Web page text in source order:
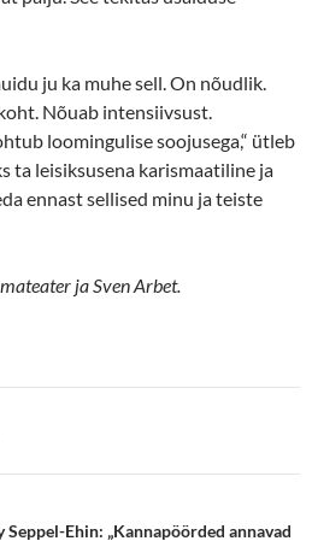
ju ka muhe sell. On nõudlik.
Nõuab intensiivsust.
loomingulise soojusega,“ ütleb
ta leisiksusena karismaatiline ja
ennast sellised minu ja teiste
ja Sven Arbet.
Ehin: „Kannapöörded annavad